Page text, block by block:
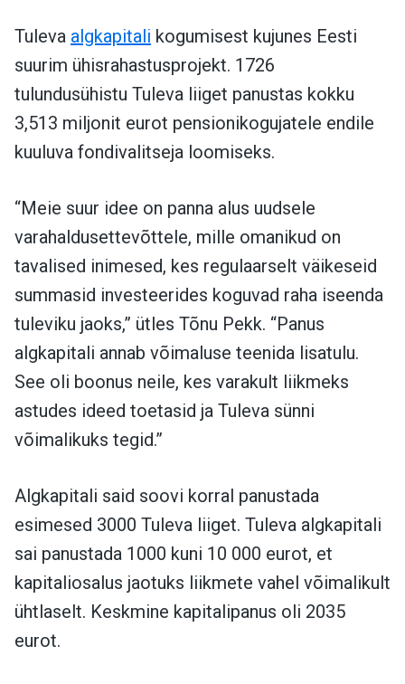
Tuleva algkapitali kogumisest kujunes Eesti
suurim ühisrahastusprojekt. 1726
tulundusühistu Tuleva liiget panustas kokku
3,513 miljonit eurot pensionikogujatele endile
kuuluva fondivalitseja loomiseks.
“Meie suur idee on panna alus uudsele
varahaldusettevõttele, mille omanikud on
tavalised inimesed, kes regulaarselt väikeseid
summasid investeerides koguvad raha iseenda
tuleviku jaoks,” ütles Tõnu Pekk. “Panus
algkapitali annab võimaluse teenida lisatulu.
See oli boonus neile, kes varakult liikmeks
astudes ideed toetasid ja Tuleva sünni
võimalikuks tegid.”
Algkapitali said soovi korral panustada
esimesed 3000 Tuleva liiget. Tuleva algkapitali
sai panustada 1000 kuni 10 000 eurot, et
kapitaliosalus jaotuks liikmete vahel võimalikult
ühtlaselt. Keskmine kapitalipanus oli 2035
eurot.